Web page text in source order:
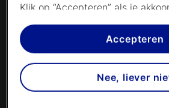
Klik op “Accepteren” als je
cookies. Kies je voor “Nee,
plaatsen we alleen strikt
de website goed te laten
dat we geen vormen van
toepassen.
Accepteren
Nee, liever